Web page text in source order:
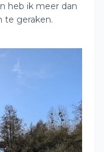
heb ik meer dan
te geraken.